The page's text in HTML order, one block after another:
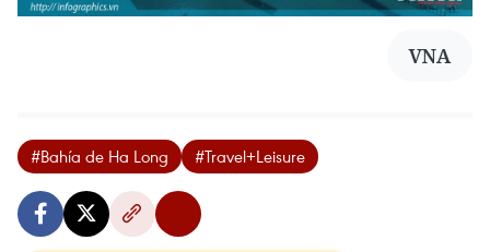
VNA
#Bahía de Ha Long #Travel+Leisure